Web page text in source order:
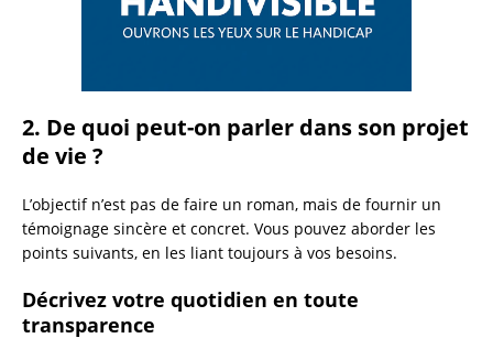
2. De quoi peut-on parler dans son projet
de vie ?
L’objectif n’est pas de faire un roman, mais de fournir un
témoignage sincère et concret. Vous pouvez aborder les
points suivants, en les liant toujours à vos besoins.
Décrivez votre quotidien en toute
transparence